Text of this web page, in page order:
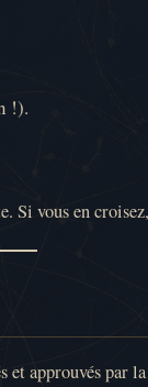
!).
vous en
et approuvés par